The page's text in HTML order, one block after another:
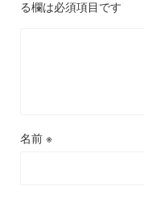
る欄は必須項目です
名前 ※